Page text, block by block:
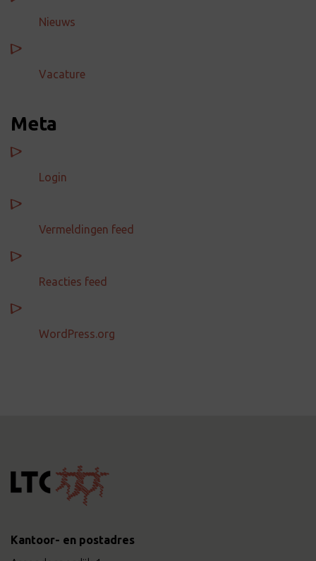
Nieuws
Vacature
Meta
Login
Vermeldingen feed
Reacties feed
WordPress.org
Kantoor- en postadres